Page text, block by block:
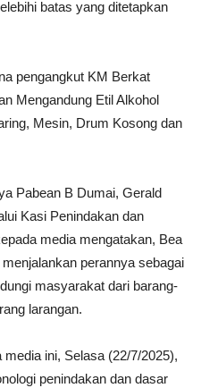
batas yang ditetapkan
pengangkut KM Berkat
Mengandung Etil Alkohol
Mesin, Drum Kosong dan
Pabean B Dumai, Gerald
Kasi Penindakan dan
media mengatakan, Bea
perannya sebagai
masyarakat dari barang-
larangan.
ini, Selasa (22/7/2025),
penindakan dan dasar